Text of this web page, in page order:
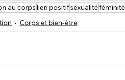
au corpslien positifsexualitéféminité
Corps et bien-être